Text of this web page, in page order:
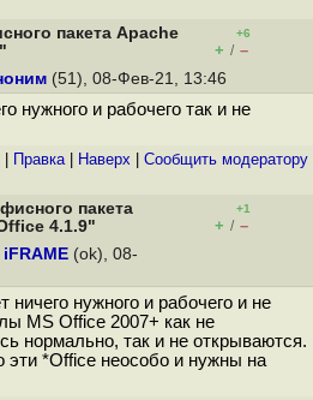
пакета Apache
+6
+ / –
(51), 08-Фев-21, 13:46
нужного и рабочего так и не
Правка| Наверх Cообщить модератору
пакета
4.1.9"
+1
+ / –
iFRAME (ok), 08-
ничего нужного и рабочего и не
MS Office 2007+ как не
нормально, так и не открываются.
эти *Office неособо и нужны на